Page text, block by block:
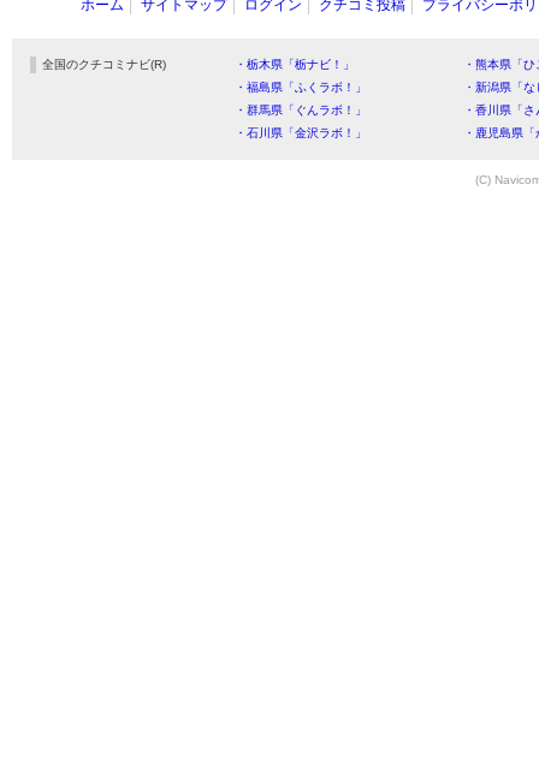
ホーム サイトマップ ログイン クチコミ投稿 プライバシーポ
全国のクチコミナビ(R) ・栃木県「栃ナビ！」
・熊本県「
・福島県「ふくラボ！」
・新潟県「
・群馬県「ぐんラボ！」
・香川県「
・石川県「金沢ラボ！」
・鹿児島県
(C)